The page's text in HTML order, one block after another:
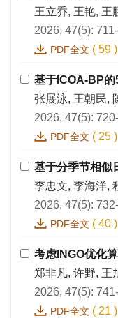
王立乔, 王艳, 王
2026, 47(5):
PDF全文 ( 59 )
基于ICOA-BP的
张展泳, 王朝民,
2026, 47(5):
PDF全文 ( 25 )
基于分季节相似
李忠文, 李海洋,
2026, 47(5):
PDF全文 ( 40 )
考虑INGO优化
郑非凡, 许野, 王
2026, 47(5):
PDF全文 ( 21 )